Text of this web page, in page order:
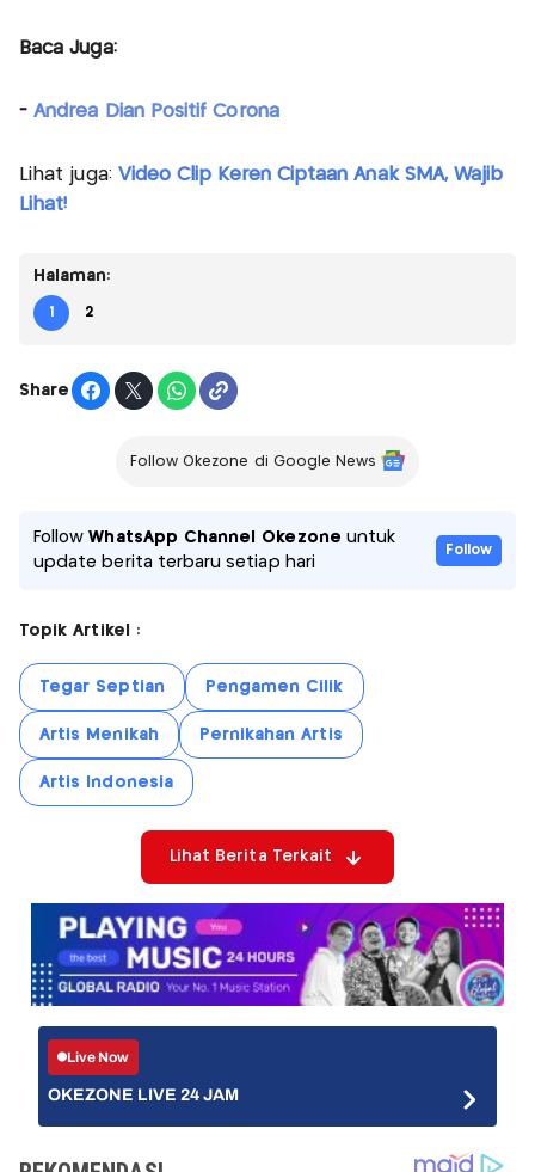
Baca Juga:
-Andrea Dian Positif Corona
Lihat juga: Video Clip Keren Ciptaan Anak SMA, Wajib
Lihat!
Halaman:
1 2
Share
Follow Okezone di Google News
FollowWhatsApp Channel Okezone untuk
update berita terbaru setiap hari
Follow
Topik Artikel :
Tegar Septian Pengamen Cilik
Artis Menikah Pernikahan Artis
Artis Indonesia
Lihat Berita Terkait
Live Now
OKEZONE LIVE 24 JAM